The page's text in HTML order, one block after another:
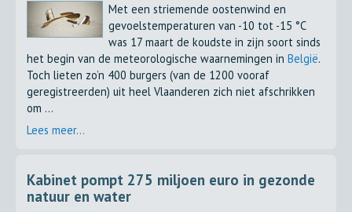
Met een striemende oostenwind en
gevoelstemperaturen van -10 tot -15 °C
was 17 maart de koudste in zijn soort sinds
het begin van de meteorologische waarnemingen inBelgië.
Toch lieten zo’n 400 burgers (van de 1200 vooraf
geregistreerden) uit heel Vlaanderen zich niet afschrikken
om ...
Lees meer...
Kabinet pompt 275 miljoen euro in gezonde
natuur en water